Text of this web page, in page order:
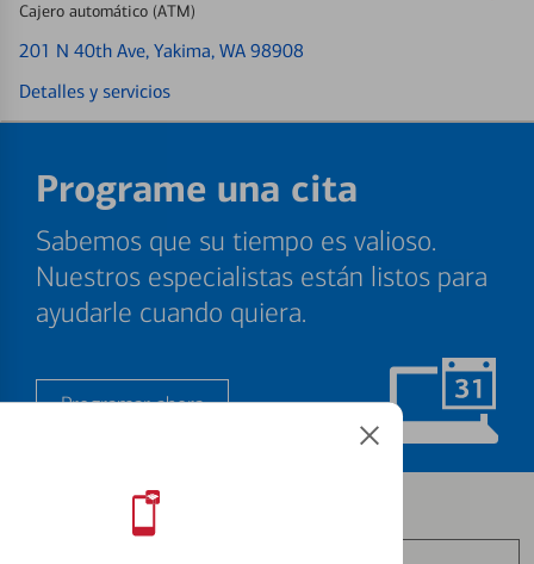
Cajero automático (ATM)
201 N 40th Ave, Yakima, WA 98908
Detalles y servicios
Programe una cita
Sabemos que su tiempo es valioso.
Nuestros especialistas están listos para
ayudarle cuando quiera.
Programar ahora
Los productos de inversión y seguros: